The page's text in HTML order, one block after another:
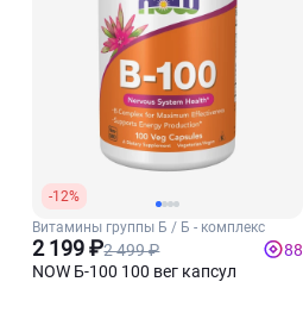
-12%
Витамины группы Б / Б - комплекс
2 199 ₽2 499 ₽
88
NOW Б-100 100 вег капсул